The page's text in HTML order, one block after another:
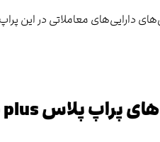
دارایی‌های معاملاتی در این
پراپ پلاس